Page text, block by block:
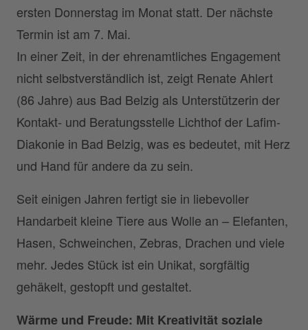
ersten Donnerstag im Monat statt. Der nächste
Termin ist am 7. Mai.
In einer Zeit, in der ehrenamtliches Engagement
nicht selbstverständlich ist, zeigt Renate Ahlert
(86 Jahre) aus Bad Belzig als Unterstützerin der
Kontakt- und Beratungsstelle Lichthof der Lafim-
Diakonie in Bad Belzig, was es bedeutet, mit Herz
und Hand für andere da zu sein.
Seit einigen Jahren fertigt sie in liebevoller
Handarbeit kleine Tiere aus Wolle an – Elefanten,
Hasen, Schweinchen, Zebras, Drachen und viele
mehr. Jedes Stück ist ein Unikat, sorgfältig
gehäkelt, gestopft und gestaltet.
Wärme und Freude: Mit Kreativität soziale